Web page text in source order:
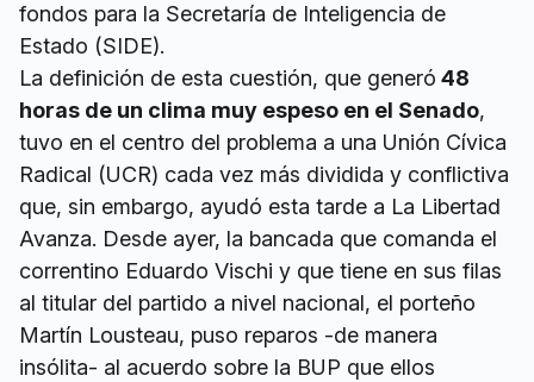
fondos para la Secretaría de Inteligencia de
Estado (SIDE).
La definición de esta cuestión, que generó 48
horas de un clima muy espeso en el Senado,
tuvo en el centro del problema a una Unión Cívica
Radical (UCR) cada vez más dividida y conflictiva
que, sin embargo, ayudó esta tarde a La Libertad
Avanza. Desde ayer, la bancada que comanda el
correntino Eduardo Vischi y que tiene en sus filas
al titular del partido a nivel nacional, el porteño
Martín Lousteau, puso reparos -de manera
insólita- al acuerdo sobre la BUP que ellos